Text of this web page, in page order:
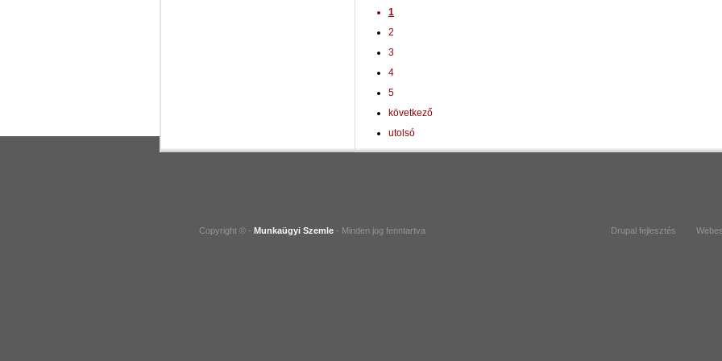
1
2
3
4
5
következő
utolsó
Copyright © - Munkaügyi Szemle - Minden jog fenntartva Drupal fejlesztés